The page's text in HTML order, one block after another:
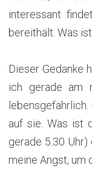
interessant
bereithält. Was
Dieser Gedanke
ich gerade am
auf sie. Was ist
gerade 5.30
meine Angst, um